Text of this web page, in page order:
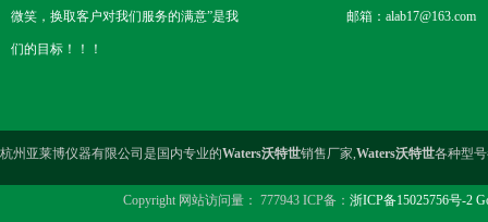
微笑，换取客户对我们服务的满意”是我
们的目标！！！
邮箱：alab17@163.com
杭州亚莱博仪器有限公司是国内专业的Waters沃特世销售厂家, Waters沃特世各种型
Copyright 网站访问量： 777943 ICP备： 浙ICP备15025756号-2